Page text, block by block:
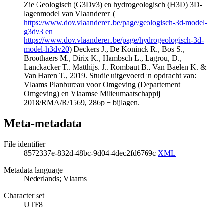
Zie Geologisch (G3Dv3) en hydrogeologisch (H3D) 3D-
lagenmodel van Vlaanderen (
https://www.dov.vlaanderen.be/page/geologisch-3d-model-
g3dv3 en
https://www.dov.vlaanderen.be/page/hydrogeologisch-3d-
model-h3dv20) Deckers J., De Koninck R., Bos S.,
Broothaers M., Dirix K., Hambsch L., Lagrou, D.,
Lanckacker T., Matthijs, J., Rombaut B., Van Baelen K. &
Van Haren T., 2019. Studie uitgevoerd in opdracht van:
Vlaams Planbureau voor Omgeving (Departement
Omgeving) en Vlaamse Milieumaatschappij
2018/RMA/R/1569, 286p + bijlagen.
Meta-metadata
File identifier
8572337e-832d-48bc-9d04-4dec2fd6769c XML
Metadata language
Nederlands; Vlaams
Character set
UTF8